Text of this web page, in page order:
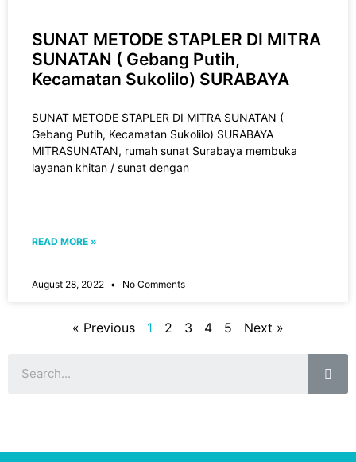
SUNAT METODE STAPLER DI MITRA
SUNATAN ( Gebang Putih,
Kecamatan Sukolilo) SURABAYA
SUNAT METODE STAPLER DI MITRA SUNATAN (
Gebang Putih, Kecamatan Sukolilo) SURABAYA
MITRASUNATAN, rumah sunat Surabaya membuka
layanan khitan / sunat dengan
READ MORE »
August 28, 2022 No Comments
« Previous 1 2 3 4 5 Next »